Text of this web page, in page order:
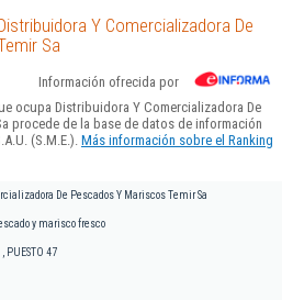
Y Comercializadora De
Sa
Información ofrecida por
ocupa Distribuidora Y Comercializadora De
procede de la base de datos de información
(S.M.E.). Más información sobre el Ranking
De Pescados Y Mariscos Temir Sa
y marisco fresco
PUESTO 47